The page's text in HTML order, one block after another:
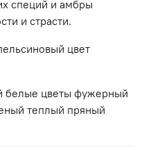
специй и амбры
и страсти.
цвет
белые цветы фужерный
теплый пряный